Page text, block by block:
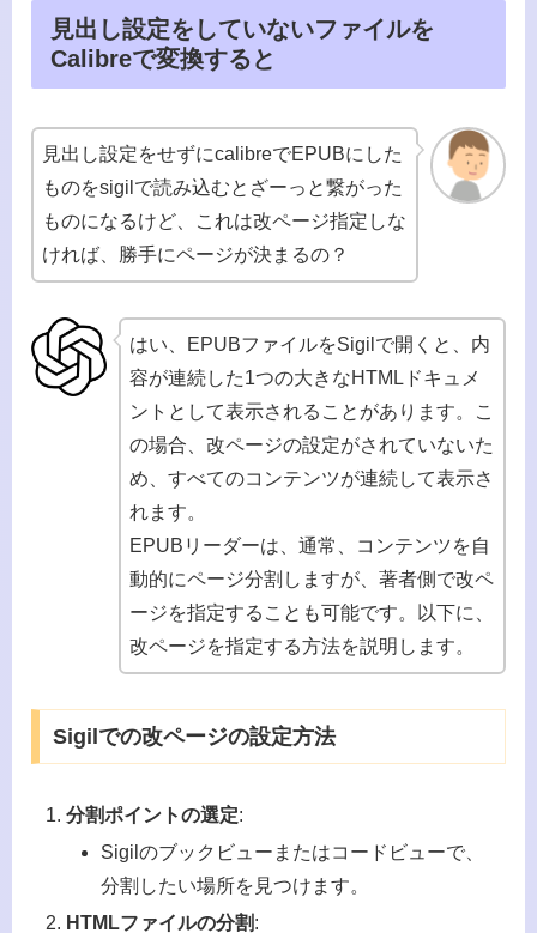
見出し設定をしていないファイルを
Calibreで変換すると
見出し設定をせずにcalibreでEPUBにした
ものをsigilで読み込むとざーっと繋がった
ものになるけど、これは改ページ指定しな
ければ、勝手にページが決まるの？
はい、EPUBファイルをSigilで開くと、内
容が連続した1つの大きなHTMLドキュメ
ントとして表示されることがあります。こ
の場合、改ページの設定がされていないた
め、すべてのコンテンツが連続して表示さ
れます。
EPUBリーダーは、通常、コンテンツを自
動的にページ分割しますが、著者側で改ペ
ージを指定することも可能です。以下に、
改ページを指定する方法を説明します。
Sigilでの改ページの設定方法
分割ポイントの選定:
Sigilのブックビューまたはコードビューで、
分割したい場所を見つけます。
HTMLファイルの分割: